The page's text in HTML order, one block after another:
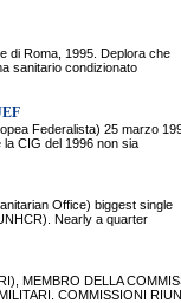
di Roma, 1995. Deplora che
sanitario condizionato
Federalista) 25 marzo
la CIG del 1996 non sia
Office) biggest single
Nearly a quarter
MEMBRO DELLA
COMMISSIONI